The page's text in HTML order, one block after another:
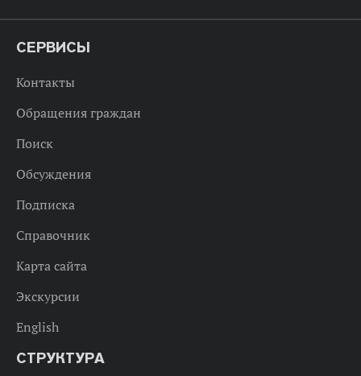
СЕРВИСЫ
Контакты
Обращения граждан
Поиск
Обсуждения
Подписка
Справочник
Карта сайта
Экскурсии
English
СТРУКТУРА